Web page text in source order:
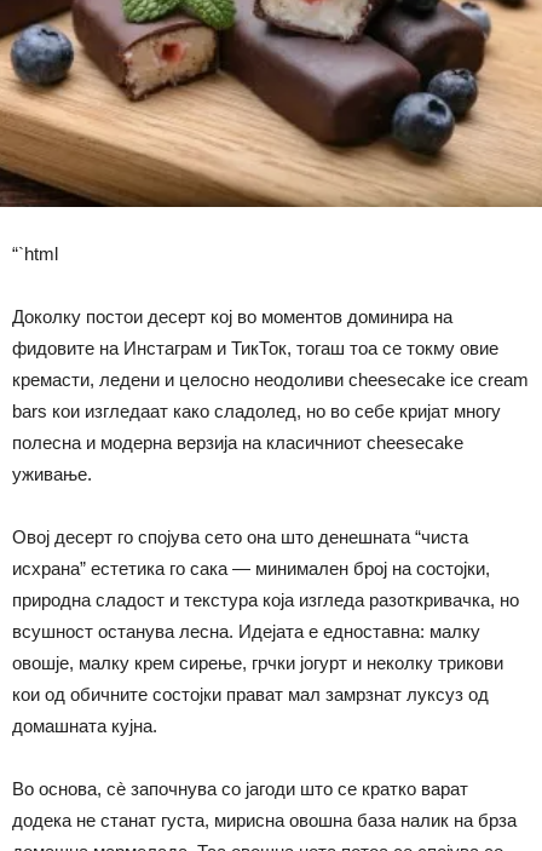
“`html
Доколку постои десерт кој во моментов доминира на
фидовите на Инстаграм и ТикТок, тогаш тоа се токму овие
кремасти, ледени и целосно неодоливи cheesecake ice cream
bars кои изгледаат како сладолед, но во себе кријат многу
полесна и модерна верзија на класичниот cheesecake
уживање.
Овој десерт го спојува сето она што денешната “чиста
исхрана” естетика го сака — минимален број на состојки,
природна сладост и текстура која изгледа разоткривачка, но
всушност останува лесна. Идејата е едноставна: малку
овошје, малку крем сирење, грчки јогурт и неколку трикови
кои од обичните состојки прават мал замрзнат луксуз од
домашната кујна.
Во основа, сè започнува со јагоди што се кратко варат
додека не станат густа, мирисна овошна база налик на брза